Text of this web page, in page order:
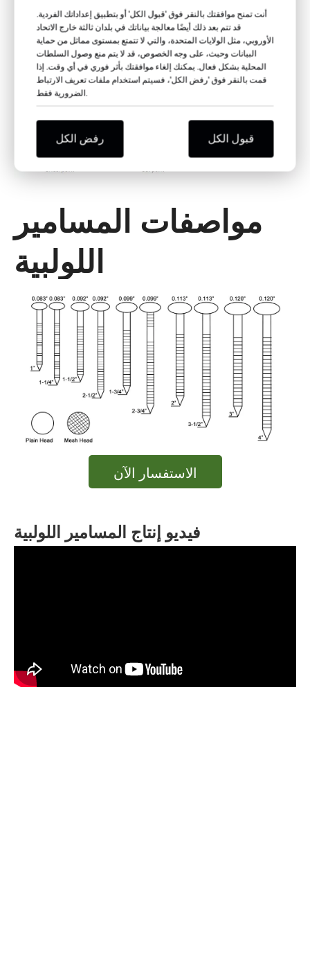
اللولبية
مواصفات المسامير
اللولبية
الاستفسار الآن
فيديو إنتاج المسامير اللولبية
أنت تمنح موافقتك بالنقر فوق 'قبول الكل' أو بتطبيق إعداداتك الفردية.
قد تتم بعد ذلك أيضًا معالجة بياناتك في بلدان ثالثة خارج الاتحاد
الأوروبي، مثل الولايات المتحدة، والتي لا تتمتع بمستوى مماثل من حماية
البيانات وحيث، على وجه الخصوص، قد لا يتم منع وصول السلطات
المحلية بشكل فعال. يمكنك إلغاء موافقتك بأثر فوري في أي وقت. إذا
قمت بالنقر فوق 'رفض الكل'، فسيتم استخدام ملفات تعريف الارتباط
الضرورية فقط.
رفض الكل قبول الكل